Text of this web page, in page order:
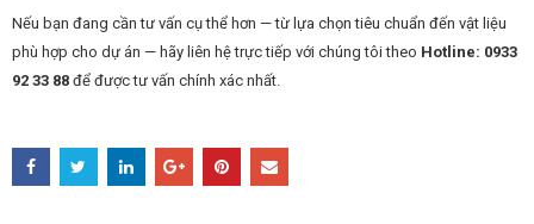
Nếu bạn đang cần tư vấn cụ thể hơn — từ lựa chọn tiêu chuẩn đến vật liệu
phù hợp cho dự án — hãy liên hệ trực tiếp với chúng tôi theo Hotline: 0933
92 33 88 để được tư vấn chính xác nhất.